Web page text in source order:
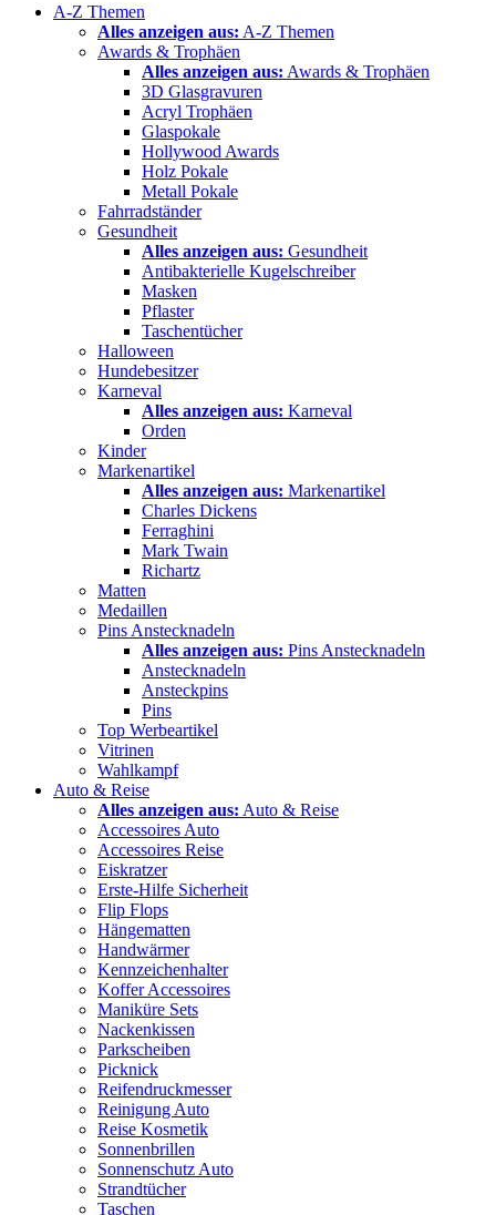
A-Z Themen
Alles anzeigen aus: A-Z Themen
Awards & Trophäen
Alles anzeigen aus: Awards & Trophäen
3D Glasgravuren
Acryl Trophäen
Glaspokale
Hollywood Awards
Holz Pokale
Metall Pokale
Fahrradständer
Gesundheit
Alles anzeigen aus: Gesundheit
Antibakterielle Kugelschreiber
Masken
Pflaster
Taschentücher
Halloween
Hundebesitzer
Karneval
Alles anzeigen aus: Karneval
Orden
Kinder
Markenartikel
Alles anzeigen aus: Markenartikel
Charles Dickens
Ferraghini
Mark Twain
Richartz
Matten
Medaillen
Pins Anstecknadeln
Alles anzeigen aus: Pins Anstecknadeln
Anstecknadeln
Ansteckpins
Pins
Top Werbeartikel
Vitrinen
Wahlkampf
Auto & Reise
Alles anzeigen aus: Auto & Reise
Accessoires Auto
Accessoires Reise
Eiskratzer
Erste-Hilfe Sicherheit
Flip Flops
Hängematten
Handwärmer
Kennzeichenhalter
Koffer Accessoires
Maniküre Sets
Nackenkissen
Parkscheiben
Picknick
Reifendruckmesser
Reinigung Auto
Reise Kosmetik
Sonnenbrillen
Sonnenschutz Auto
Strandtücher
Taschen